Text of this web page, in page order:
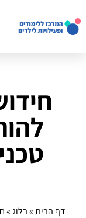
דף הבית»בלוג»